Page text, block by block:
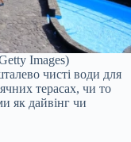
Images)
чисті води для
терасах, чи то
як дайвінг чи